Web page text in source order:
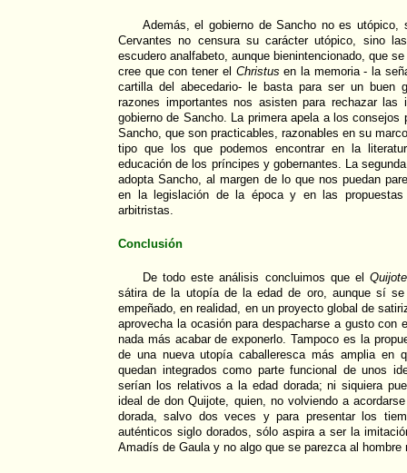
Además, el gobierno de Sancho no es utópico,
Cervantes no censura su carácter utópico, sino
escudero analfabeto, aunque bienintencionado, que
cree que con tener el Christus en la memoria - la
cartilla del abecedario- le basta para ser un buen
razones importantes nos asisten para rechazar las
gobierno de Sancho. La primera apela a los
Sancho, que son practicables, razonables en su
tipo que los que podemos encontrar en la
educación de los príncipes y gobernantes. La
adopta Sancho, al margen de lo que nos puedan
en la legislación de la época y en las propuestas
arbitristas.
Conclusión
De todo este análisis concluimos que elQuijote
sátira de la utopía de la edad de oro, aunque sí se
empeñado, en realidad, en un proyecto global de
aprovecha la ocasión para despacharse a gusto con
nada más acabar de exponerlo. Tampoco es la
de una nueva utopía caballeresca más amplia en
quedan integrados como parte funcional de unos
serían los relativos a la edad dorada; ni siquiera
ideal de don Quijote, quien, no volviendo a
dorada, salvo dos veces y para presentar los
auténticos siglo dorados, sólo aspira a ser la
Amadís de Gaula y no algo que se parezca al hombre